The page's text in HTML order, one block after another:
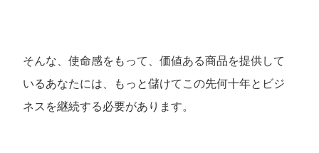
そんな、使命感をもって、価値ある商品を提供して
いるあなたには、もっと儲けてこの先何十年とビジ
ネスを継続する必要があります。